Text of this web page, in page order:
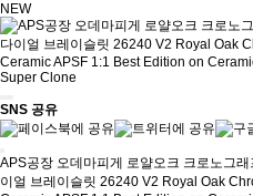
NEW
SNS 공유
APS공장 오데마피게 로얄오크 크로노그
이얼 브레이슬릿 26240 V2 Royal Oak